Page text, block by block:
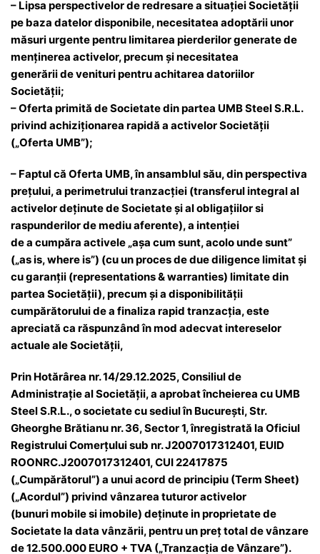
– Lipsa perspectivelor de redresare a situației Societății
pe baza datelor disponibile, necesitatea adoptării unor
măsuri urgente pentru limitarea pierderilor generate de
menținerea activelor, precum și necesitatea
generării de venituri pentru achitarea datoriilor
Societății;
– Oferta primită de Societate din partea UMB Steel S.R.L.
privind achiziționarea rapidă a activelor Societății
(„Oferta UMB”);
– Faptul că Oferta UMB, în ansamblul său, din perspectiva
prețului, a perimetrului tranzacției (transferul integral al
activelor deținute de Societate și al obligațiilor si
raspunderilor de mediu aferente), a intenției
de a cumpăra activele „așa cum sunt, acolo unde sunt”
(„as is, where is”) (cu un proces de due diligence limitat și
cu garanții (representations & warranties) limitate din
partea Societății), precum și a disponibilității
cumpărătorului de a finaliza rapid tranzacția, este
apreciată ca răspunzând în mod adecvat intereselor
actuale ale Societății,
Prin Hotărârea nr. 14/29.12.2025, Consiliul de
Administrație al Societății, a aprobat încheierea cu UMB
Steel S.R.L., o societate cu sediul în București, Str.
Gheorghe Brătianu nr. 36, Sector 1, înregistrată la Oficiul
Registrului Comerțului sub nr. J2007017312401, EUID
ROONRC.J2007017312401, CUI 22417875
(„Cumpărătorul”) a unui acord de principiu (Term Sheet)
(„Acordul”) privind vânzarea tuturor activelor
(bunuri mobile si imobile) deținute in proprietate de
Societate la data vânzării, pentru un preț total de vânzare
de 12.500.000 EURO + TVA („Tranzacția de Vânzare”).